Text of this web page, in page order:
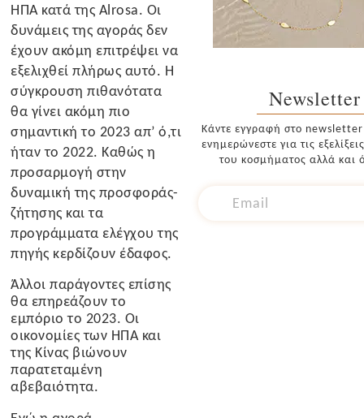
ΗΠΑ κατά της Alrosa. Οι
δυνάμεις της αγοράς δεν
έχουν ακόμη επιτρέψει να
εξελιχθεί πλήρως αυτό. Η
σύγκρουση πιθανότατα
θα γίνει ακόμη πιο
σημαντική το 2023 απ’ ό,τι
ήταν το 2022. Καθώς η
προσαρμογή στην
δυναμική της προσφοράς-
ζήτησης και τα
προγράμματα ελέγχου της
πηγής κερδίζουν έδαφος.
Άλλοι παράγοντες επίσης
θα επηρεάζουν το
εμπόριο το 2023. Οι
οικονομίες των ΗΠΑ και
της Κίνας βιώνουν
παρατεταμένη
αβεβαιότητα.
Newsletter
Κάντε εγγραφή στο
ενημερώνεστε για τις
του κοσμήματος αλλά και